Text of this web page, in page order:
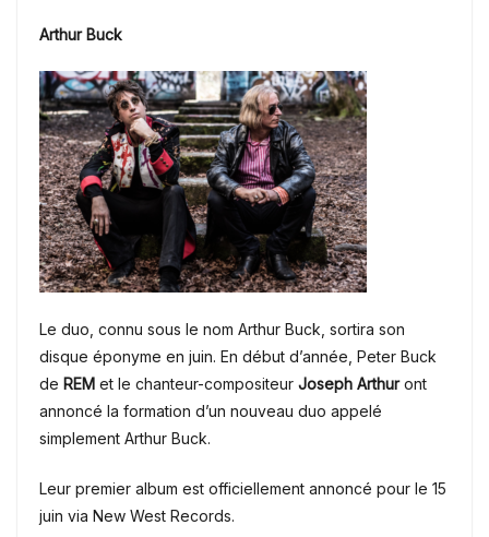
Arthur Buck
Le duo, connu sous le nom Arthur Buck, sortira son
disque éponyme en juin. En début d’année, Peter Buck
de REM et le chanteur-compositeur Joseph Arthuront
annoncé la formation d’un nouveau duo appelé
simplement Arthur Buck.
Leur premier album est officiellement annoncé pour le 15
juin via New West Records.